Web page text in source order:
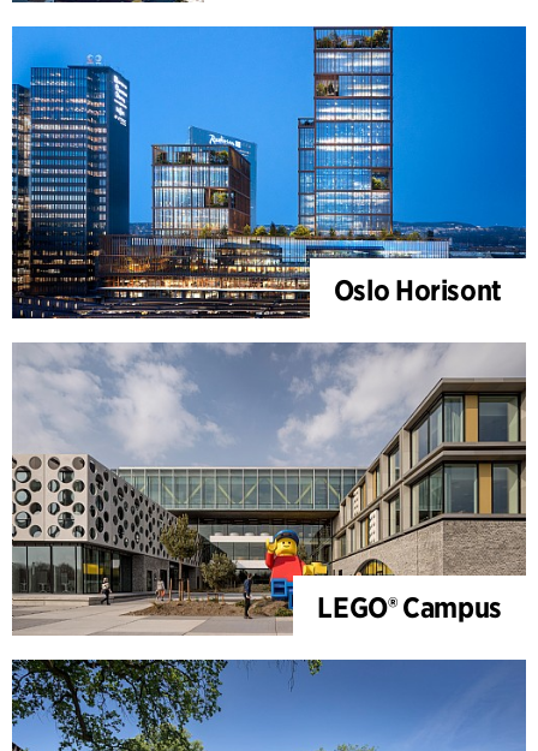
Oslo Horisont
LEGO® Campus